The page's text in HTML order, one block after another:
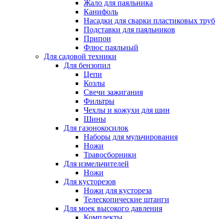
Жало для паяльника
Канифоль
Насадки для сварки пластиковых труб
Подставки для паяльников
Припои
Флюс паяльный
Для садовой техники
Для бензопил
Цепи
Козлы
Свечи зажигания
Фильтры
Чехлы и кожухи для шин
Шины
Для газонокосилок
Наборы для мульчирования
Ножи
Травосборники
Для измельчителей
Ножи
Для кусторезов
Ножи для кустореза
Телескопические штанги
Для моек высокого давления
Комплекты